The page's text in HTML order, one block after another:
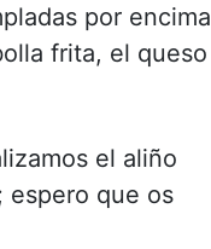
por encima
frita, el queso
el aliño
espero que os